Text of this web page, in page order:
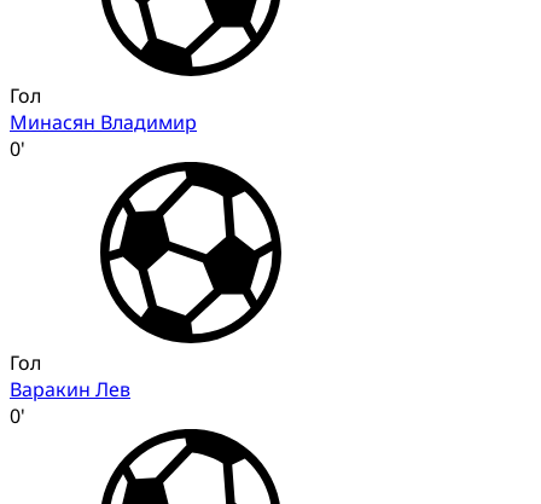
Гол
Минасян Владимир
0'
Гол
Варакин Лев
0'